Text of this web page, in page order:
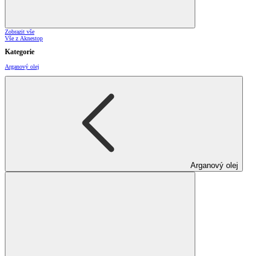
Zobrazit vše
Vše z Aknestop
Kategorie
Arganový olej
Arganový olej